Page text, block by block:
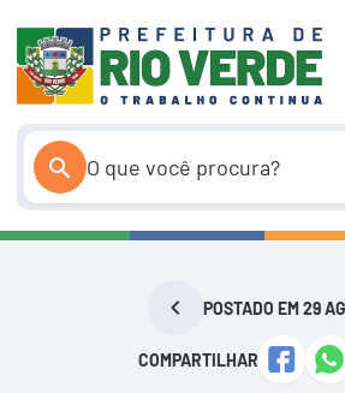
conteúdo
POSTADO EM 29
COMPARTILHAR